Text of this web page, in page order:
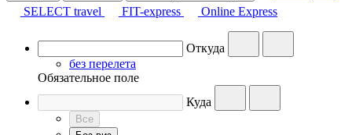
SELECT travel
FIT-express Online Express
Откуда
без перелета
Обязательное поле
Куда
Все